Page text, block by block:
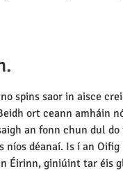
spins saor in aisce
ort ceann amháin
an fonn chun dul
níos déanaí. Is í an
Éirinn, giniúint tar éis